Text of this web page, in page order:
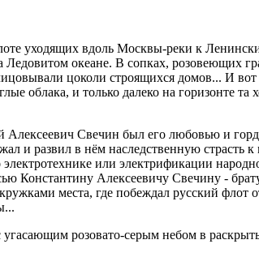
уходящих вдоль Москвы-реки к
океане. В сопках, розовеющих
цоколи строящихся домов... И
и только далеко на горизонте та
Свечин был его любовью и
и развил в нём наследственную страсть
или электрификации
Константину Алексеевичу Свечину -
места, где побеждал русский флот
розовато-серым небом в